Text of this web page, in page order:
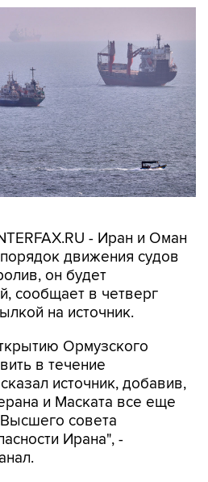
- Иран и Оман
порядок движения судов
он будет
сообщает в четверг
на источник.
Ормузского
в течение
источник, добавив,
и Маската все еще
совета
Ирана", -